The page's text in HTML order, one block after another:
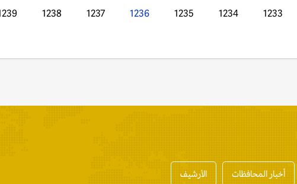
1233
1234
1235
1236
1237
1238
أخبار المحافظات الأرشيف